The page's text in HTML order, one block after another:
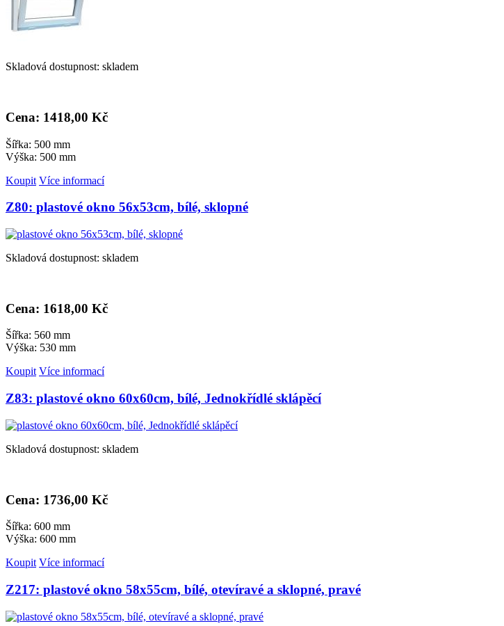
Skladová dostupnost: skladem
Cena: 1418,00 Kč
Šířka: 500 mm
Výška: 500 mm
Koupit Více informací
Z80: plastové okno 56x53cm, bílé, sklopné
Skladová dostupnost: skladem
Cena: 1618,00 Kč
Šířka: 560 mm
Výška: 530 mm
Koupit Více informací
Z83: plastové okno 60x60cm, bílé, Jednokřídlé sklápěcí
Skladová dostupnost: skladem
Cena: 1736,00 Kč
Šířka: 600 mm
Výška: 600 mm
Koupit Více informací
Z217: plastové okno 58x55cm, bílé, otevíravé a sklopné, pravé